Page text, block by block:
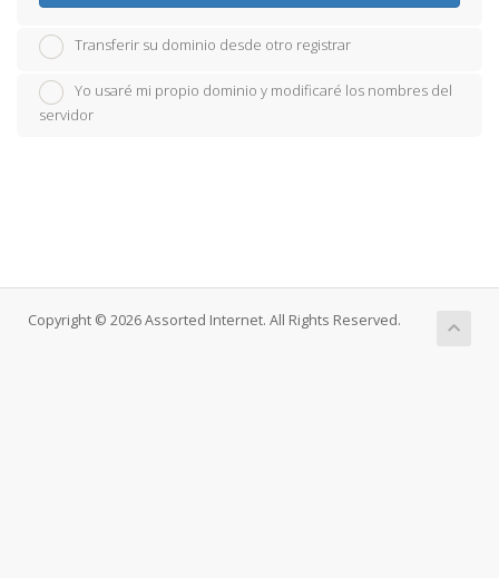
Transferir su dominio desde otro registrar
Yo usaré mi propio dominio y modificaré los nombres del
servidor
Copyright © 2026 Assorted Internet. All Rights Reserved.